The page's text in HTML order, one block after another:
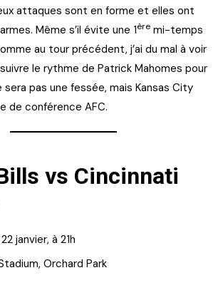
attaques sont en forme et elles ont
Même s’il évite une 1ère mi-temps
au tour précédent, j’ai du mal à voir
le rythme de Patrick Mahomes pour
pas une fessée, mais Kansas City
de conférence AFC.
vs Cincinnati
janvier, à 21h
Orchard Park